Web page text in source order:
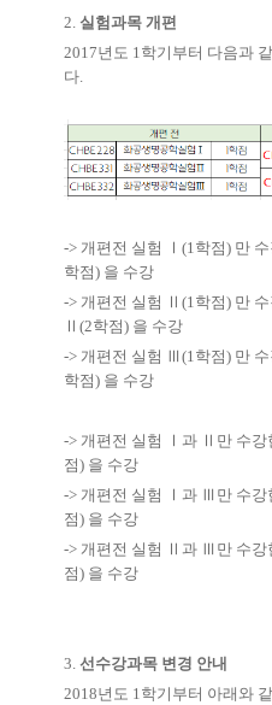
2. 실험과목 개편
2017년도 1학기부터 다음과
다.
-> 개편전 실험 Ⅰ (1학점) 만
학점) 을 수강
-> 개편전 실험 Ⅱ (1학점) 만
Ⅱ (2학점) 을 수강
-> 개편전 실험 Ⅲ (1학점) 만
학점) 을 수강
-> 개편전 실험 Ⅰ 과 Ⅱ 만 수강
점) 을 수강
-> 개편전 실험 Ⅰ 과 Ⅲ 만 수강
점) 을 수강
-> 개편전 실험 Ⅱ 과 Ⅲ 만 수강
점) 을 수강
3. 선수강과목 변경 안내
2018년도 1학기부터 아래와